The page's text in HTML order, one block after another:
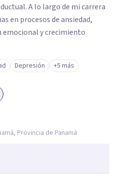
A lo largo de mi carrera
en procesos de ansiedad,
emocional y crecimiento
Depresión +5 más
Provincia de Panamá